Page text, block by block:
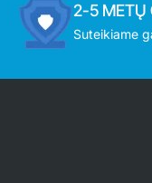
2-5 METŲ
Suteikiame